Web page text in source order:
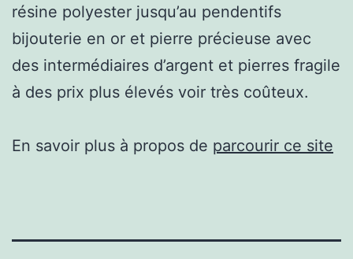
résine polyester jusqu’au pendentifs
bijouterie en or et pierre précieuse avec
des intermédiaires d’argent et pierres fragile
à des prix plus élevés voir très coûteux.
En savoir plus à propos de parcourir ce site